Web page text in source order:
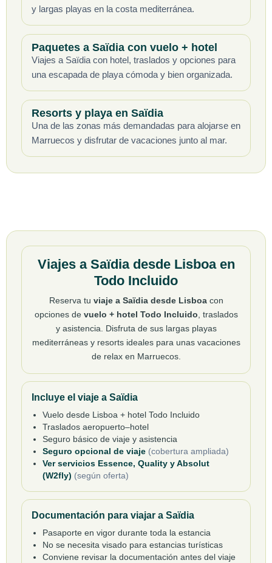
y largas playas en la costa mediterránea.
Paquetes a Saïdia con vuelo + hotel
Viajes a Saïdia con hotel, traslados y opciones para
una escapada de playa cómoda y bien organizada.
Resorts y playa en Saïdia
Una de las zonas más demandadas para alojarse en
Marruecos y disfrutar de vacaciones junto al mar.
Viajes a Saïdia desde Lisboa en
Todo Incluido
Reserva tu viaje a Saïdia desde Lisboacon
opciones de vuelo + hotel Todo Incluido , traslados
y asistencia. Disfruta de sus largas playas
mediterráneas y resorts ideales para unas vacaciones
de relax en Marruecos.
Incluye el viaje a Saïdia
Vuelo desde Lisboa + hotel Todo Incluido
Traslados aeropuerto–hotel
Seguro básico de viaje y asistencia
Seguro opcional de viaje (cobertura ampliada)
Ver servicios Essence, Quality y Absolut
(W2fly) (según oferta)
Documentación para viajar a Saïdia
Pasaporte en vigor durante toda la estancia
No se necesita visado para estancias turísticas
Conviene revisar la documentación antes del viaje